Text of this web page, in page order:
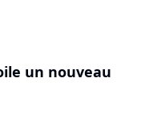
un nouveau